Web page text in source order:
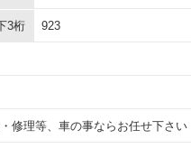
3桁 923
修理等、車の事ならお任せ下さい